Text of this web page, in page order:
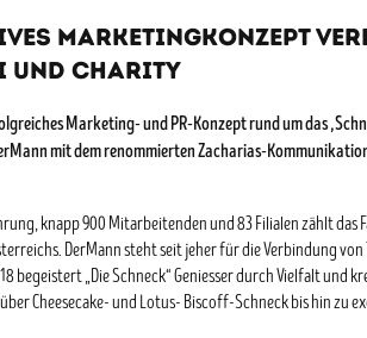
MARKETINGKONZEPT
UND CHARITY
Marketing- und PR-Konzept rund um das
mit dem renommierten Zacharias-
knapp 900 Mitarbeitenden und 83 Filialen zählt das
DerMann steht seit jeher für die Verbindung
begeistert „Die Schneck“ Geniesser durch Vielfalt und
Cheesecake- und Lotus- Biscoff-Schneck bis hin zu